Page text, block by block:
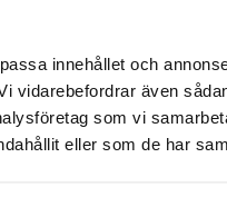
innehållet och
vidarebefordrar även
som vi
eller som de har